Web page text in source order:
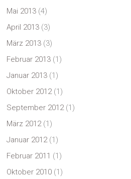
Mai 2013 (4)
April 2013 (3)
März 2013 (3)
Februar 2013 (1)
Januar 2013 (1)
Oktober 2012(1)
September 2012(1)
März 2012(1)
Januar 2012(1)
Februar 2011 (1)
Oktober 2010 (1)